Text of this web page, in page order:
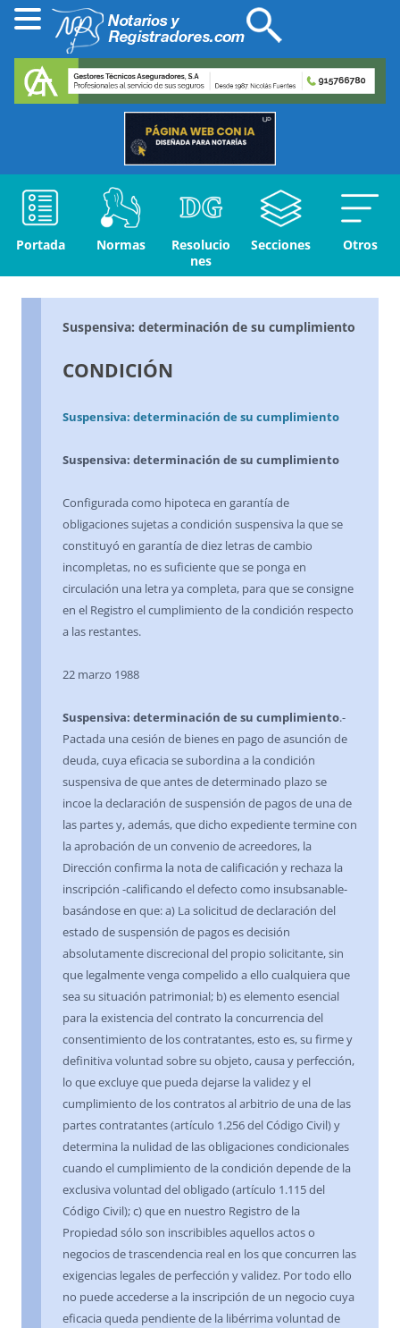
Portada Normas
Resolucio
nes
Secciones Otros
Suspensiva: determinación de su cumplimiento
CONDICIÓN
Suspensiva: determinación de su cumplimiento
Suspensiva: determinación de su cumplimiento
Configurada como hipoteca en garantía de
obligaciones sujetas a condición suspensiva la que se
constituyó en garantía de diez letras de cambio
incompletas, no es suficiente que se ponga en
circulación una letra ya completa, para que se consigne
en el Registro el cumplimiento de la condición respecto
a las restantes.
22 marzo 1988
Suspensiva: determinación de su cumplimiento.-
Pactada una cesión de bienes en pago de asunción de
deuda, cuya eficacia se subordina a la condición
suspensiva de que antes de determinado plazo se
incoe la declaración de suspensión de pagos de una de
las partes y, además, que dicho expediente termine con
la aprobación de un convenio de acreedores, la
Dirección confirma la nota de calificación y rechaza la
inscripción -calificando el defecto como insubsanable-
basándose en que: a) La solicitud de declaración del
estado de suspensión de pagos es decisión
absolutamente discrecional del propio solicitante, sin
que legalmente venga compelido a ello cualquiera que
sea su situación patrimonial; b) es elemento esencial
para la existencia del contrato la concurrencia del
consentimiento de los contratantes, esto es, su firme y
definitiva voluntad sobre su objeto, causa y perfección,
lo que excluye que pueda dejarse la validez y el
cumplimiento de los contratos al arbitrio de una de las
partes contratantes (artículo 1.256 del Código Civil) y
determina la nulidad de las obligaciones condicionales
cuando el cumplimiento de la condición depende de la
exclusiva voluntad del obligado (artículo 1.115 del
Código Civil); c) que en nuestro Registro de la
Propiedad sólo son inscribibles aquellos actos o
negocios de trascendencia real en los que concurren las
exigencias legales de perfección y validez. Por todo ello
no puede accederse a la inscripción de un negocio cuya
eficacia queda pendiente de la libérrima voluntad de